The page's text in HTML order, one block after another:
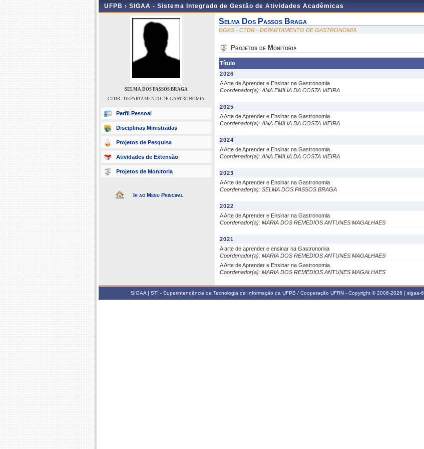
UFPB › SIGAA - Sistema Integrado de Gestão de Atividades Acadêmicas
SELMA DOS PASSOS BRAGA
CTDR - DEPARTAMENTO DE GASTRONOMIA
Perfil Pessoal
Disciplinas Ministradas
Projetos de Pesquisa
Atividades de Extensão
Projetos de Monitoria
Ir ao Menu Principal
Selma Dos Passos Braga
DGAS - CTDR - DEPARTAMENTO DE GASTRONOMIA
Projetos de Monitoria
Título
2026
A Arte de Aprender e Ensinar na Gastronomia
Coordenador(a): ANA EMILIA DA COSTA VIEIRA
2025
A Arte de Aprender e Ensinar na Gastronomia
Coordenador(a): ANA EMILIA DA COSTA VIEIRA
2024
A Arte de Aprender e Ensinar na Gastronomia
Coordenador(a): ANA EMILIA DA COSTA VIEIRA
2023
A Arte de Aprender e Ensinar na Gastronomia
Coordenador(a): SELMA DOS PASSOS BRAGA
2022
A Arte de Aprender e Ensinar na Gastronomia
Coordenador(a): MARIA DOS REMEDIOS ANTUNES MAGALHAES
2021
A arte de aprender e ensinar na Gastronomia
Coordenador(a): MARIA DOS REMEDIOS ANTUNES MAGALHAES
A Arte de Aprender e Ensinar na Gastronomia
Coordenador(a): MARIA DOS REMEDIOS ANTUNES MAGALHAES
SIGAA | STI - Superintendência de Tecnologia da Informação da UFPB / Cooperação UFRN - Copyright © 2006-2026 |